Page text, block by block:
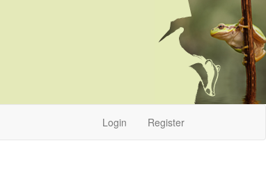
Login Register